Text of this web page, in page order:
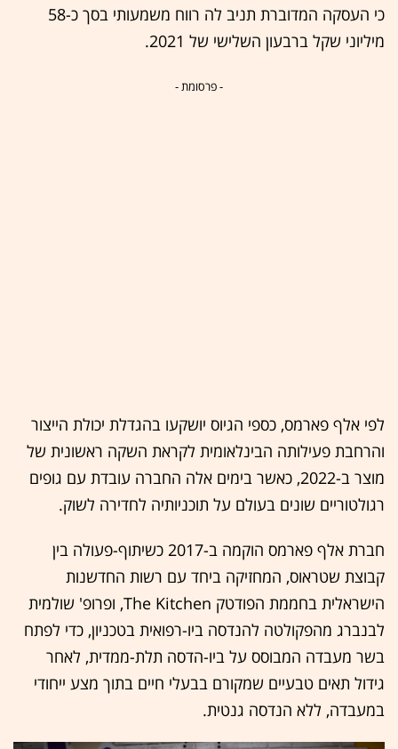
כי העסקה המדוברת תניב לה רווח משמעותי בסך כ-58
מיליוני שקל ברבעון השלישי של 2021.
- פרסומת -
לפי אלף פארמס, כספי הגיוס יושקעו בהגדלת יכולת הייצור
והרחבת פעילותה הבינלאומית לקראת השקה ראשונית של
מוצר ב-2022, כאשר בימים אלה החברה עובדת עם גופים
רגולטוריים שונים בעולם על תוכניותיה לחדירה לשוק.
חברת אלף פארמס הוקמה ב-2017 כשיתוף-פעולה בין
קבוצת שטראוס, המחזיקה ביחד עם רשות החדשנות
הישראלית בחממת הפודטק The Kitchen, ופרופ' שולמית
לבנברג מהפקולטה להנדסה ביו-רפואית בטכניון, כדי לפתח
בשר מעבדה המבוסס על ביו-הדסה תלת-ממדית, לאחר
גידול תאים טבעיים שמקורם בבעלי חיים בתוך מצע ייחודי
במעבדה, ללא הנדסה גנטית.